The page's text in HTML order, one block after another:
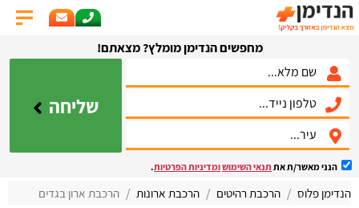
מחפשים הנדימן מומלץ? מצאתם!
שליחה
הנני מאשר/ת את תנאי השימושומדיניות הפרטיות.
הנדימן פלוס הרכבת רהיטים הרכבת ארונות הרכבת ארון בגדים